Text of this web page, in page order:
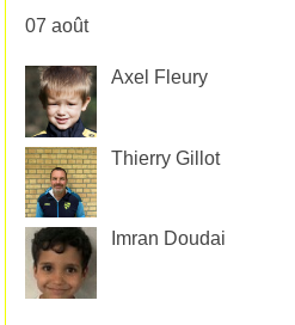
07 août
Axel Fleury
Thierry Gillot
Imran Doudai